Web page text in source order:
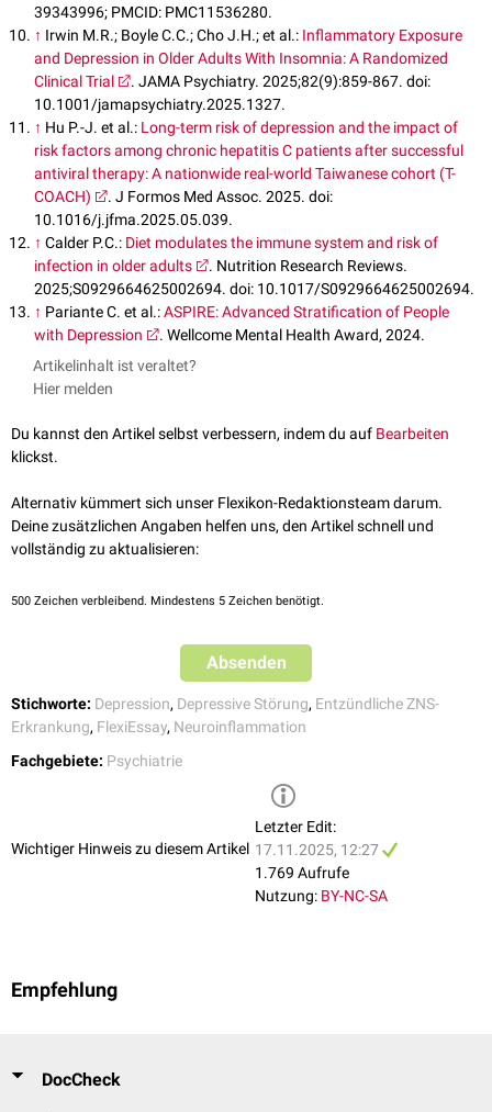
39343996; PMCID: PMC11536280.
↑ Irwin M.R.; Boyle C.C.; Cho J.H.; et al.: Inflammatory Exposure
and Depression in Older Adults With Insomnia: A Randomized
Clinical Trial
. JAMA Psychiatry. 2025;82(9):859-867. doi:
10.1001/jamapsychiatry.2025.1327.
↑ Hu P.-J. et al.: Long-term risk of depression and the impact of
risk factors among chronic hepatitis C patients after successful
antiviral therapy: A nationwide real-world Taiwanese cohort (T-
COACH)
. J Formos Med Assoc. 2025. doi:
10.1016/j.jfma.2025.05.039.
↑ Calder P.C.: Diet modulates the immune system and risk of
infection in older adults
. Nutrition Research Reviews.
2025;S0929664625002694. doi: 10.1017/S0929664625002694.
↑ Pariante C. et al.:ASPIRE: Advanced Stratification of People
with Depression
. Wellcome Mental Health Award, 2024.
Artikelinhalt ist veraltet?
Hier melden
Du kannst den Artikel selbst verbessern, indem du auf Bearbeiten
klickst.
Alternativ kümmert sich unser Flexikon-Redaktionsteam darum.
Deine zusätzlichen Angaben helfen uns, den Artikel schnell und
vollständig zu aktualisieren:
500 Zeichen verbleibend. Mindestens 5 Zeichen benötigt.
Absenden
Stichworte: Depression, Depressive Störung, Entzündliche ZNS-
Erkrankung, FlexiEssay, Neuroinflammation
Fachgebiete: Psychiatrie
Wichtiger Hinweis zu diesem Artikel
Letzter Edit:
17.11.2025, 12:27
1.769 Aufrufe
Nutzung: BY-NC-SA
Empfehlung
DocCheck